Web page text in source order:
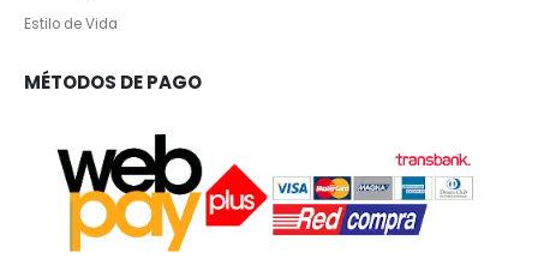
Estilo de Vida
MÉTODOS DE PAGO